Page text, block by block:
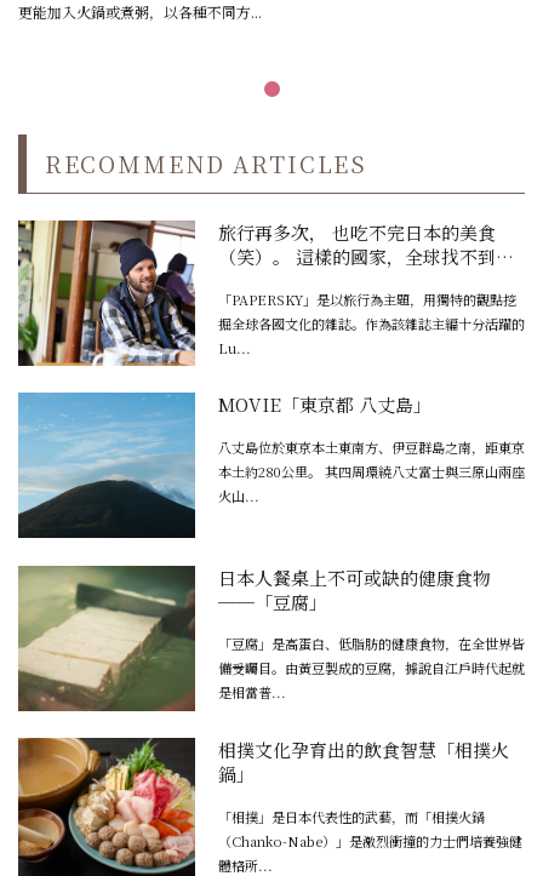
更能加入火鍋或煮粥，以各種不同方...
RECOMMEND ARTICLES
旅行再多次， 也吃不完日本的美食
（笑）。 這樣的國家，全球找不到第
「PAPERSKY」是以旅行為主題，用獨特的觀點挖
掘全球各國文化的雜誌。作為該雜誌主編十分活躍的
Lu...
MOVIE「東京都 八丈島」
八丈島位於東京本土東南方、伊豆群島之南，距東京
本土約280公里。 其四周環繞八丈富士與三原山兩座
火山...
日本人餐桌上不可或缺的健康食物
──「豆腐」
「豆腐」是高蛋白、低脂肪的健康食物，在全世界皆
備受矚目。由黃豆製成的豆腐，據說自江戶時代起就
是相當普...
相撲文化孕育出的飲食智慧「相撲火
鍋」
「相撲」是日本代表性的武藝，而「相撲火鍋
（Chanko-Nabe）」是激烈衝撞的力士們培養強健
體格所...